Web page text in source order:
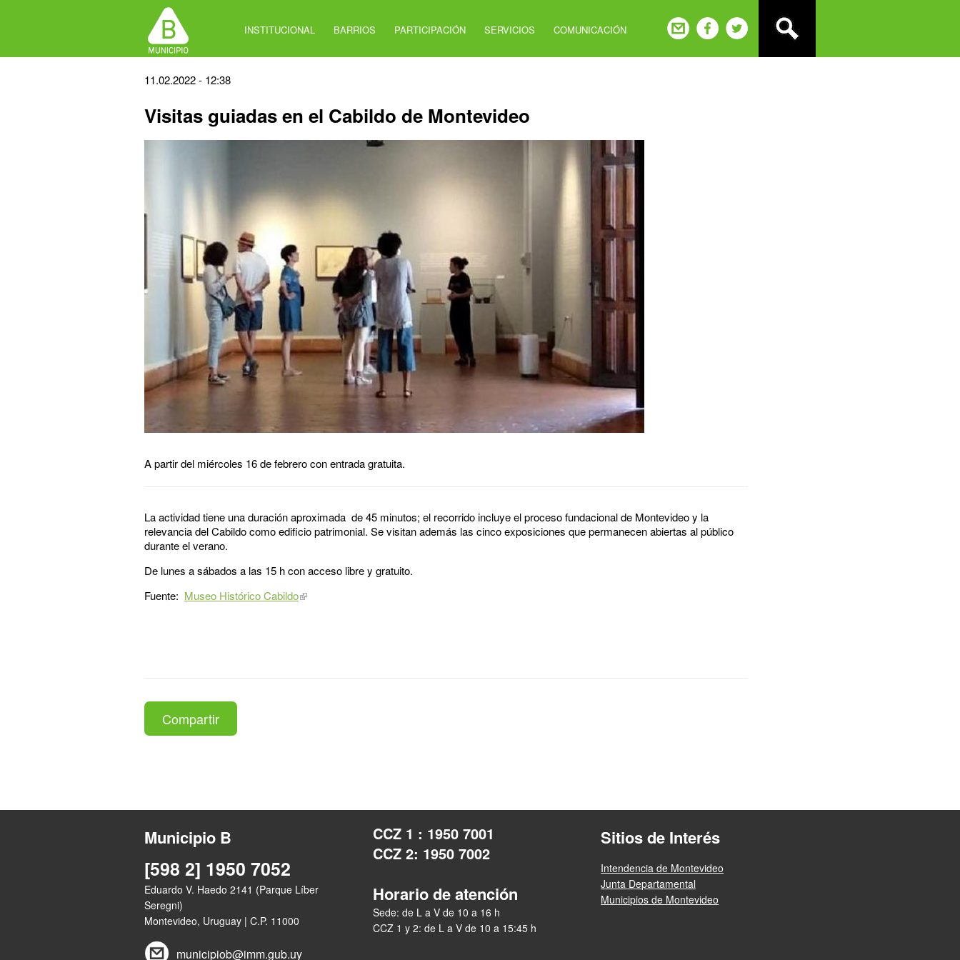
INSTITUCIONAL BARRIOS PARTICIPACIÓN SERVICIOS COMUNICACIÓN
Back
top
11.02.2022 - 12:38
Visitas guiadas en el Cabildo de Montevideo
A partir del miércoles 16 de febrero con entrada gratuita.
La actividad tiene una duración aproximada de 45 minutos; el recorrido incluye el proceso fundacional de Montevideo y la
relevancia del Cabildo como edificio patrimonial. Se visitan además las cinco exposiciones que permanecen abiertas al público
durante el verano.
De lunes a sábados a las 15 h con acceso libre y gratuito.
Fuente: Museo Histórico Cabildo
Compartir
Municipio B
[598 2] 1950 7052
Eduardo V. Haedo 2141 (Parque Líber
Seregni)
Montevideo, Uruguay | C.P. 11000
municipiob@imm.gub.uy
CCZ 1 : 1950 7001
CCZ 2: 1950 7002
Horario de atención
Sede: de L a V de 10 a 16 h
CCZ 1 y 2: de L a V de 10 a 15:45 h
Sitios de Interés
Intendencia de Montevideo
Junta Departamental
Municipios de Montevideo